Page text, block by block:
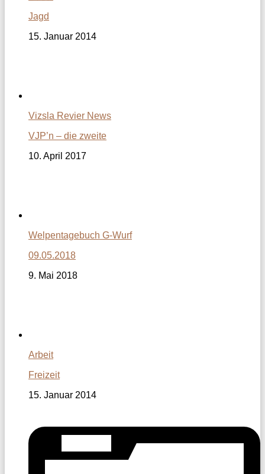
Jagd
15. Januar 2014
Vizsla Revier News
VJP’n – die zweite
10. April 2017
Welpentagebuch G-Wurf
09.05.2018
9. Mai 2018
Arbeit
Freizeit
15. Januar 2014